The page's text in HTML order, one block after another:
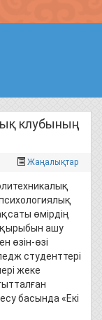
клубының
Жаңалықтар
өмірдің
ашу
өзін-өзі
студенттері
жеке
басында «Екі